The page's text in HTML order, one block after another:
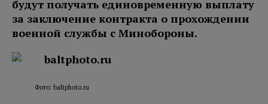
будут получать единовременную выплату
за заключение контракта о прохождении
военной службы с Минобороны.
Фото: baltphoto.ru